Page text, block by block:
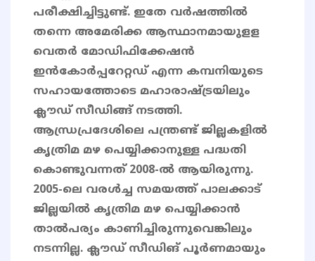
പരീക്ഷിച്ചിട്ടുണ്ട്. ഇതേ വർഷത്തിൽ
തന്നെ അമേരിക്ക ആസ്ഥാനമായുളള
വെതർ മോഡിഫിക്കേഷൻ
ഇൻകോർപ്പറേറ്റഡ് എന്ന കമ്പനിയുടെ
സഹായത്തോടെ മഹാരാഷ്ട്രയിലും
ക്ലൗഡ് സീഡിങ്ങ് നടത്തി.
ആന്ധ്രപ്രദേശിലെ പന്ത്രണ്ട് ജില്ലകളിൽ
കൃത്രിമ മഴ പെയ്യിക്കാനുള്ള പദ്ധതി
കൊണ്ടുവന്നത് 2008-ൽ ആയിരുന്നു.
2005-ലെ വരൾച്ച സമയത്ത് പാലക്കാട്
ജില്ലയിൽ കൃത്രിമ മഴ പെയ്യിക്കാൻ
താൽപര്യം കാണിച്ചിരുന്നുവെങ്കിലും
നടന്നില്ല. ക്ലൗഡ് സീഡിങ് പൂർണമായും